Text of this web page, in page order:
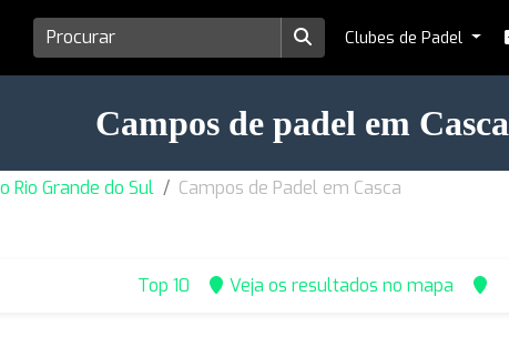
Clubes de Padel
Campos de padel em Casca
Rio Grande do Sul Campos de Padel em Casca
Top 10 Veja os resultados no mapa